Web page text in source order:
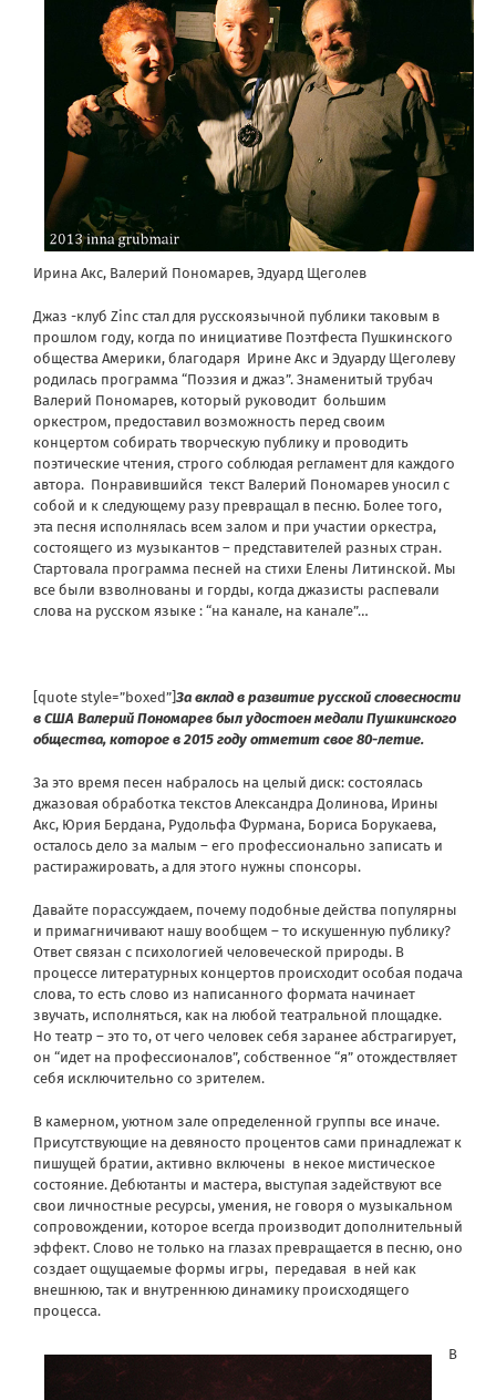
Ирина Акс, Валерий Пономарев, Эдуард Щеголев
Джаз -клуб Zinc стал для русскоязычной публики таковым в
прошлом году, когда по инициативе Поэтфеста Пушкинского
общества Америки, благодаря Ирине Акс и Эдуарду Щеголеву
родилась программа “Поэзия и джаз”. Знаменитый трубач
Валерий Пономарев, который руководит большим
оркестром, предоставил возможность перед своим
концертом собирать творческую публику и проводить
поэтические чтения, строго соблюдая регламент для каждого
автора. Понравившийся текст Валерий Пономарев уносил с
собой и к следующему разу превращал в песню. Более того,
эта песня исполнялась всем залом и при участии оркестра,
состоящего из музыкантов – представителей разных стран.
Стартовала программа песней на стихи Елены Литинской. Мы
все были взволнованы и горды, когда джазисты распевали
слова на русском языке : “на канале, на канале”…
[quote style=”boxed”] За вклад в развитие русской словесности
в США Валерий Пономарев был удостоен медали Пушкинского
общества, которое в 2015 году отметит свое 80-летие.
За это время песен набралось на целый диск: состоялась
джазовая обработка текстов Александра Долинова, Ирины
Акс, Юрия Бердана, Рудольфа Фурмана, Бориса Борукаева,
осталось дело за малым – его профессионально записать и
растиражировать, а для этого нужны спонсоры.
Давайте порассуждаем, почему подобные действа популярны
и примагничивают нашу вообщем – то искушенную публику?
Ответ связан с психологией человеческой природы. В
процессе литературных концертов происходит особая подача
слова, то есть слово из написанного формата начинает
звучать, исполняться, как на любой театральной площадке.
Но театр – это то, от чего человек себя заранее абстрагирует,
он “идет на профессионалов”, собственное “я” отождествляет
себя исключительно со зрителем.
В камерном, уютном зале определенной группы все иначе.
Присутствующие на девяносто процентов сами принадлежат к
пишущей братии, активно включены в некое мистическое
состояние. Дебютанты и мастера, выступая задействуют все
свои личностные ресурсы, умения, не говоря о музыкальном
сопровождении, которое всегда производит дополнительный
эффект. Слово не только на глазах превращается в песню, оно
создает ощущаемые формы игры, передавая в ней как
внешнюю, так и внутреннюю динамику происходящего
процесса.
В